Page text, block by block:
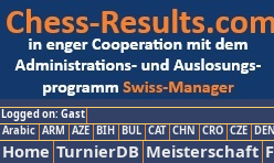
Logged on: Gast
Arabic ARM AZE BIH BUL CAT CHN CRO CZE DEN
Home TurnierDB Meisterschaft